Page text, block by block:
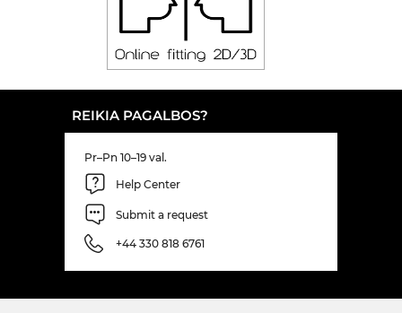
REIKIA PAGALBOS?
Pr–Pn 10–19 val.
Help Center
Submit a request
+44 330 818 6761